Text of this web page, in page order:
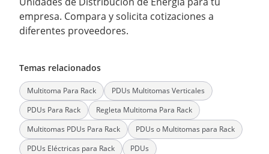
empresa. Compara y solicita cotizaciones a
diferentes proveedores.
Temas relacionados
Multitoma Para Rack
PDUs Multitomas Verticales
PDUs Para Rack
Regleta Multitoma Para Rack‎
Multitomas PDUs Para Rack
PDUs o Multitomas para Rack
PDUs Eléctricas para Rack
PDUs